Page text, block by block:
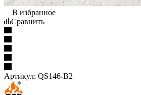
В избранное
Сравнить
Артикул: QS146-B2